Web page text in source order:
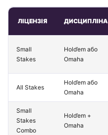
ЛІЦЕНЗІЯ ДИСЦИПЛІНА
Small
Stakes
Hold’em або
Omaha
All Stakes
Hold’em або
Omaha
Small
Stakes
Combo
Hold’em +
Omaha